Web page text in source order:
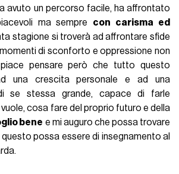
avuto un percorso facile, ha affrontato
ma sempre con carisma ed
stagione si troverà ad affrontare sfide
momenti di sconforto e oppressione non
piace pensare però che tutto questo
una crescita personale e ad una
se stessa grande, capace di farle
vuole, cosa fare del proprio futuro e della
bene e mi auguro che possa trovare
questo possa essere di insegnamento al